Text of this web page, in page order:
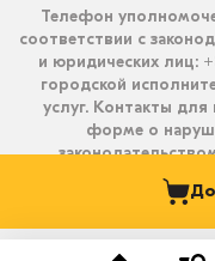
Телефон
соответствии с
и юридических лиц:
городской
услуг. Контакты
форме о
получения